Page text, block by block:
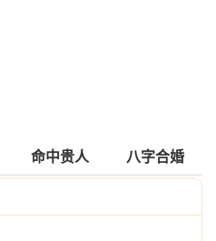
命中贵人 八字合婚